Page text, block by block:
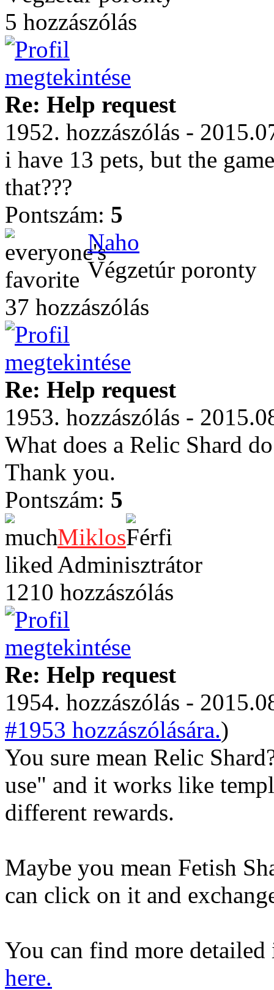
5 hozzászólás
Re: Help request
1952. hozzászólás -
i have 13 pets, but the
that???
Pontszám: 5
Naho
Végzetúr poronty
37 hozzászólás
Re: Help request
1953. hozzászólás -
What does a Relic Shard
Thank you.
Pontszám: 5
Miklos
Adminisztrátor
1210 hozzászólás
Re: Help request
1954. hozzászólás -
#1953 hozzászólására.)
You sure mean Relic
use" and it works like
different rewards.
Maybe you mean Fetish
can click on it and
You can find more
here.